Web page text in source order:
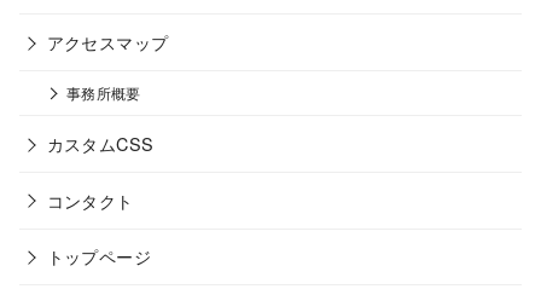
アクセスマップ
事務所概要
カスタムCSS
コンタクト
トップページ